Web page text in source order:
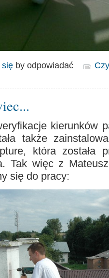
się by odpowiadać
kierunków
także
która została
Tak więc z
się do pracy: